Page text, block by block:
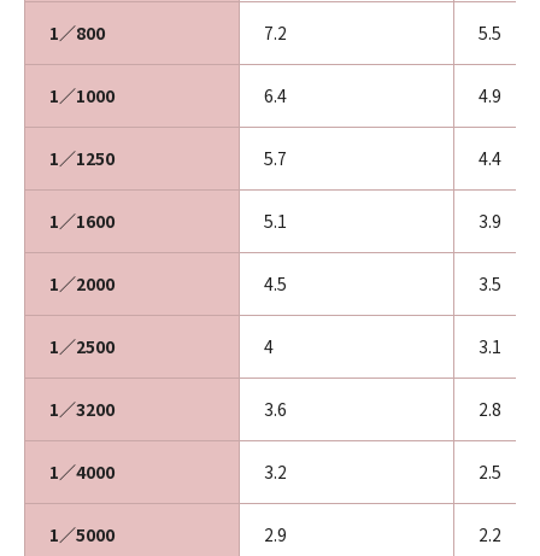
1／800 7.2 5.5
1／1000 6.4 4.9
1／1250 5.7 4.4
1／1600 5.1 3.9
1／2000 4.5 3.5
1／2500 4 3.1
1／3200 3.6 2.8
1／4000 3.2 2.5
1／5000 2.9 2.2